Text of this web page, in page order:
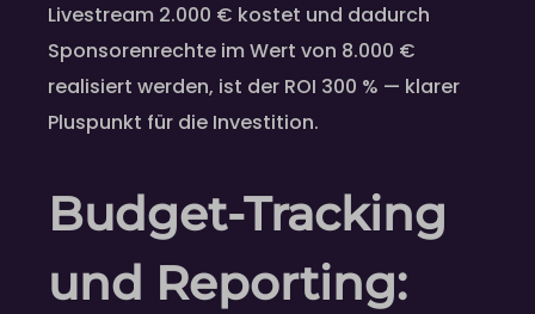
Livestream 2.000 € kostet und dadurch
Sponsorenrechte im Wert von 8.000 €
realisiert werden, ist der ROI 300 % — klarer
Pluspunkt für die Investition.
Budget-Tracking
und Reporting: